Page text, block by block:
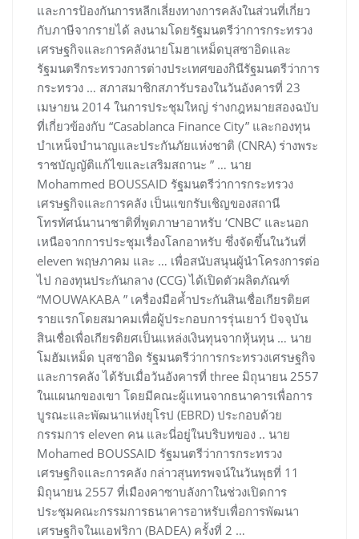
และการป้องกันการหลีกเลี่ยงทางการคลังในส่วนที่เกี่ยว
กับภาษีจากรายได้ ลงนามโดยรัฐมนตรีว่าการกระทรวง
เศรษฐกิจและการคลังนายโมฮาเหม็ดบุสซาอิดและ
รัฐมนตรีกระทรวงการต่างประเทศของกินีรัฐมนตรีว่าการ
กระทรวง … สภาสมาชิกสภารับรองในวันอังคารที่ 23
เมษายน 2014 ในการประชุมใหญ่ ร่างกฎหมายสองฉบับ
ที่เกี่ยวข้องกับ “Casablanca Finance City” และกองทุน
บำเหน็จบำนาญและประกันภัยแห่งชาติ (CNRA) ร่างพระ
ราชบัญญัติแก้ไขและเสริมสถานะ ” … นาย
Mohammed BOUSSAID รัฐมนตรีว่าการกระทรวง
เศรษฐกิจและการคลัง เป็นแขกรับเชิญของสถานี
โทรทัศน์นานาชาติที่พูดภาษาอาหรับ ‘CNBC’ และนอก
เหนือจากการประชุมเรื่องโลกอาหรับ ซึ่งจัดขึ้นในวันที่
eleven พฤษภาคม และ … เพื่อสนับสนุนผู้นำโครงการต่อ
ไป กองทุนประกันกลาง (CCG) ได้เปิดตัวผลิตภัณฑ์
“MOUWAKABA ” เครื่องมือค้ำประกันสินเชื่อเกียรติยศ
รายแรกโดยสมาคมเพื่อผู้ประกอบการรุ่นเยาว์ ปัจจุบัน
สินเชื่อเพื่อเกียรติยศเป็นแหล่งเงินทุนจากหุ้นทุน … นาย
โมฮัมเหม็ด บุสซาอิด รัฐมนตรีว่าการกระทรวงเศรษฐกิจ
และการคลัง ได้รับเมื่อวันอังคารที่ three มิถุนายน 2557
ในแผนกของเขา โดยมีคณะผู้แทนจากธนาคารเพื่อการ
บูรณะและพัฒนาแห่งยุโรป (EBRD) ประกอบด้วย
กรรมการ eleven คน และนี่อยู่ในบริบทของ .. นาย
Mohamed BOUSSAID รัฐมนตรีว่าการกระทรวง
เศรษฐกิจและการคลัง กล่าวสุนทรพจน์ในวันพุธที่ 11
มิถุนายน 2557 ที่เมืองคาซาบลังกาในช่วงเปิดการ
ประชุมคณะกรรมการธนาคารอาหรับเพื่อการพัฒนา
เศรษฐกิจในแอฟริกา (BADEA) ครั้งที่ 2 …